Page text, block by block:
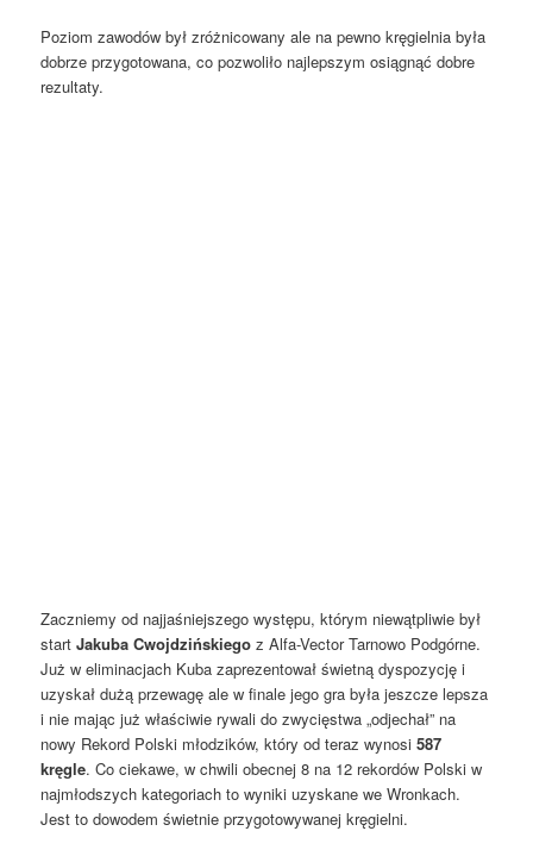
Poziom zawodów był zróżnicowany ale na pewno kręgielnia była
dobrze przygotowana, co pozwoliło najlepszym osiągnąć dobre
rezultaty.
Zaczniemy od najjaśniejszego występu, którym niewątpliwie był
startJakuba Cwojdzińskiegoz Alfa-Vector Tarnowo Podgórne.
Już w eliminacjach Kuba zaprezentował świetną dyspozycję i
uzyskał dużą przewagę ale w finale jego gra była jeszcze lepsza
i nie mając już właściwie rywali do zwycięstwa „odjechał” na
nowy Rekord Polski młodzików, który od teraz wynosi587
kręgle. Co ciekawe, w chwili obecnej 8 na 12 rekordów Polski w
najmłodszych kategoriach to wyniki uzyskane we Wronkach.
Jest to dowodem świetnie przygotowywanej kręgielni.